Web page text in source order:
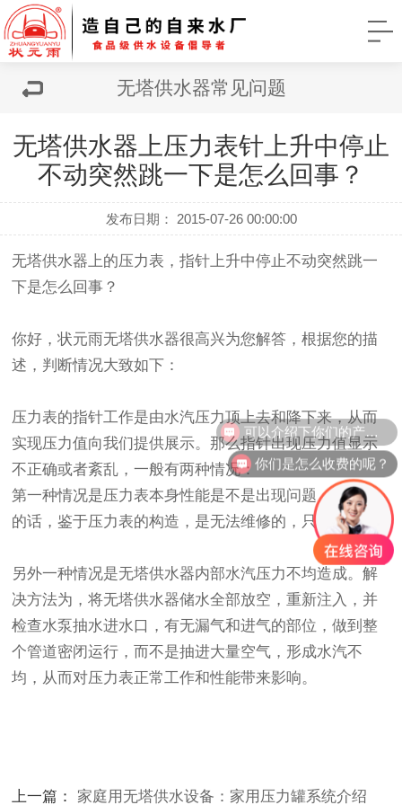
无塔供水器常见问题
无塔供水器上压力表针上升中停止
不动突然跳一下是怎么回事？
发布日期： 2015-07-26 00:00:00
无塔供水器上的压力表，指针上升中停止不动突然跳一
下是怎么回事？
你好，状元雨无塔供水器很高兴为您解答，根据您的描
述，判断情况大致如下：
压力表的指针工作是由水汽压力顶上去和降下来，从而
实现压力值向我们提供展示。那么指针出现压力值显示
不正确或者紊乱，一般有两种情况：
第一种情况是压力表本身性能是不是出现问题，如果是
的话，鉴于压力表的构造，是无法维修的，只能更换。
另外一种情况是无塔供水器内部水汽压力不均造成。解
决方法为，将无塔供水器储水全部放空，重新注入，并
检查水泵抽水进水口，有无漏气和进气的部位，做到整
个管道密闭运行，而不是抽进大量空气，形成水汽不
均，从而对压力表正常工作和性能带来影响。
上一篇： 家庭用无塔供水设备：家用压力罐系统介绍
可以介绍下你们的产品么？
你们是怎么收费的呢？